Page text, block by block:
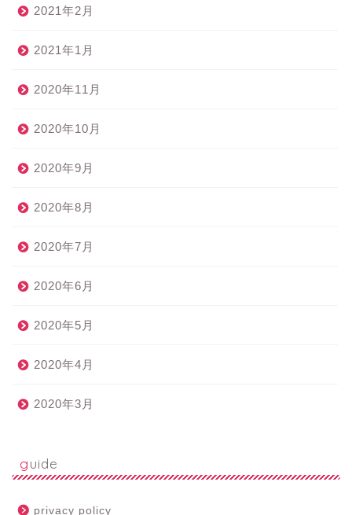
2021年2月
2021年1月
2020年11月
2020年10月
2020年9月
2020年8月
2020年7月
2020年6月
2020年5月
2020年4月
2020年3月
guide
privacy policy